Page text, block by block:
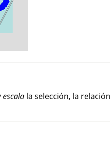
escala la selección, la